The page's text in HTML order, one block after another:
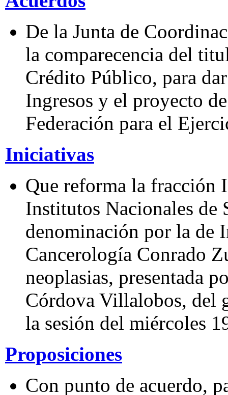
De la Junta de
la comparecencia del
Crédito Público, para
Ingresos y el proyecto
Federación para el
Iniciativas
Que reforma la fracción
Institutos Nacionales de
denominación por la de
Cancerología Conrado
neoplasias, presentada
Córdova Villalobos, del
la sesión del miércoles
Proposiciones
Con punto de acuerdo,